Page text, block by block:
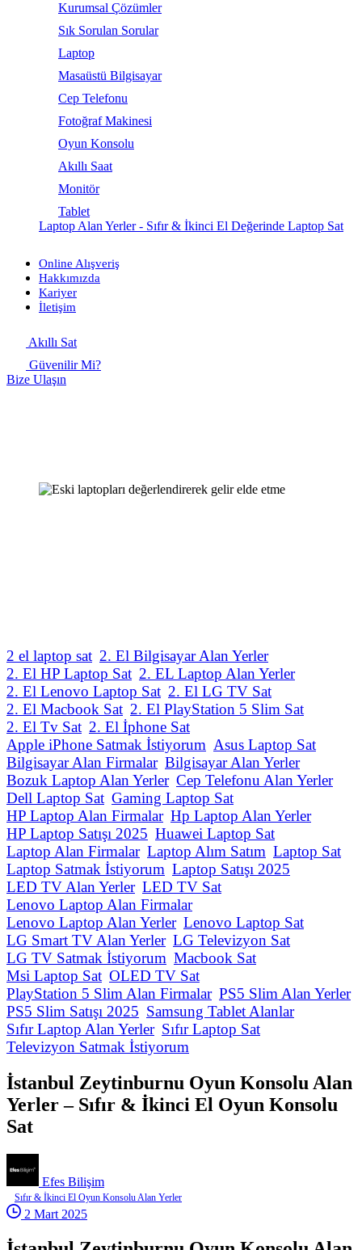
Kurumsal Çözümler
Sık Sorulan Sorular
Laptop
Masaüstü Bilgisayar
Cep Telefonu
Fotoğraf Makinesi
Oyun Konsolu
Akıllı Saat
Monitör
Tablet
Laptop Alan Yerler - Sıfır & İkinci El Değerinde Laptop Sat
Online Alışveriş
Hakkımızda
Kariyer
İletişim
Akıllı Sat
Güvenilir Mi?
Bize Ulaşın
2 el laptop sat 2. El Bilgisayar Alan Yerler
2. El HP Laptop Sat 2. EL Laptop Alan Yerler
2. El Lenovo Laptop Sat 2. El LG TV Sat
2. El Macbook Sat 2. El PlayStation 5 Slim Sat
2. El Tv Sat 2. El İphone Sat
Apple iPhone Satmak İstiyorum Asus Laptop Sat
Bilgisayar Alan Firmalar Bilgisayar Alan Yerler
Bozuk Laptop Alan Yerler Cep Telefonu Alan Yerler
Dell Laptop Sat Gaming Laptop Sat
HP Laptop Alan Firmalar Hp Laptop Alan Yerler
HP Laptop Satışı 2025 Huawei Laptop Sat
Laptop Alan Firmalar Laptop Alım Satım Laptop Sat
Laptop Satmak İstiyorum Laptop Satışı 2025
LED TV Alan Yerler LED TV Sat
Lenovo Laptop Alan Firmalar
Lenovo Laptop Alan Yerler Lenovo Laptop Sat
LG Smart TV Alan Yerler LG Televizyon Sat
LG TV Satmak İstiyorum Macbook Sat
Msi Laptop Sat OLED TV Sat
PlayStation 5 Slim Alan Firmalar PS5 Slim Alan Yerler
PS5 Slim Satışı 2025 Samsung Tablet Alanlar
Sıfır Laptop Alan Yerler Sıfır Laptop Sat
Televizyon Satmak İstiyorum
İstanbul Zeytinburnu Oyun Konsolu Alan
Yerler – Sıfır & İkinci El Oyun Konsolu
Sat
Efes Bilişim
Sıfır & İkinci El Oyun Konsolu Alan Yerler
2 Mart 2025